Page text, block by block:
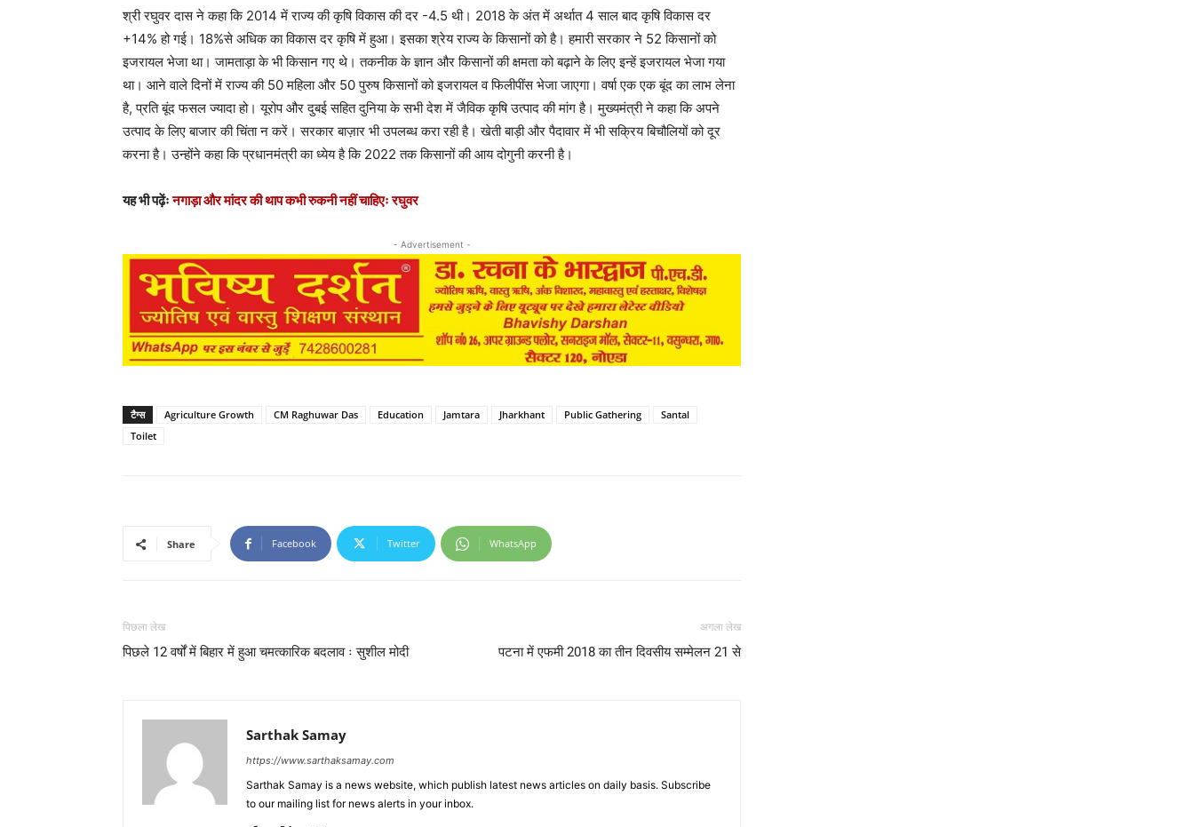
श्री रघुवर दास ने कहा कि 2014 में राज्य की कृषि विकास की दर -4.5 थी। 2018 के अंत में अर्थात 4 साल बाद कृषि विकास दर
+14% हो गई। 18%से अधिक का विकास दर कृषि में हुआ। इसका श्रेय राज्य के किसानों को है। हमारी सरकार ने 52 किसानों को
इजरायल भेजा था। जामताड़ा के भी किसान गए थे। तकनीक के ज्ञान और किसानों की क्षमता को बढ़ाने के लिए इन्हें इजरायल भेजा गया
था। आने वाले दिनों में राज्य की 50 महिला और 50 पुरुष किसानों को इजरायल व फिलीपींस भेजा जाएगा। वर्षा एक एक बूंद का लाभ लेना
है, प्रति बूंद फसल ज्यादा हो। यूरोप और दुबई सहित दुनिया के सभी देश में जैविक कृषि उत्पाद की मांग है। मुख्यमंत्री ने कहा कि अपने
उत्पाद के लिए बाजार की चिंता न करें। सरकार बाज़ार भी उपलब्ध करा रही है। खेती बाड़ी और पैदावार में भी सक्रिय बिचौलियों को दूर
करना है। उन्होंने कहा कि प्रधानमंत्री का ध्येय है कि 2022 तक किसानों की आय दोगुनी करनी है।
यह भी पढ़ेंःनगाड़ा और मांदर की थाप कभी रुकनी नहीं चाहिएः रघुवर
- Advertisement -
टैग्स Agriculture Growth CM Raghuwar Das Education Jamtara Jharkhant Public Gathering
Santal
Toilet
Share Facebook Twitter WhatsApp
पिछला लेख
पिछले 12 वर्षों में बिहार में हुआ चमत्कारिक बदलाव ः सुशील मोदी
अगला लेख
पटना में एफमी 2018 का तीन दिवसीय सम्मेलन 21 से
Sarthak Samay
https://www.sarthaksamay.com
Sarthak Samay is a news website, which publish latest news articles on daily basis. Subscribe
to our mailing list for news alerts in your inbox.